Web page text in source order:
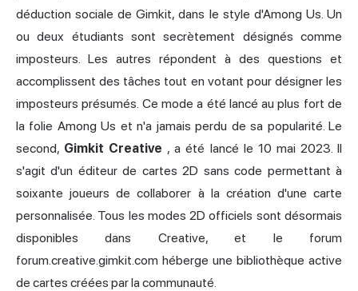
déduction sociale de Gimkit, dans le style d'Among Us. Un
ou deux étudiants sont secrètement désignés comme
imposteurs. Les autres répondent à des questions et
accomplissent des tâches tout en votant pour désigner les
imposteurs présumés. Ce mode a été lancé au plus fort de
la folie Among Us et n'a jamais perdu de sa popularité. Le
second, Gimkit Creative , a été lancé le 10 mai 2023. Il
s'agit d'un éditeur de cartes 2D sans code permettant à
soixante joueurs de collaborer à la création d'une carte
personnalisée. Tous les modes 2D officiels sont désormais
disponibles dans Creative, et le forum
forum.creative.gimkit.com héberge une bibliothèque active
de cartes créées par la communauté.